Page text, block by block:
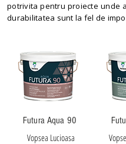
potrivita pentru proiecte unde
durabilitatea sunt la fel de
Futura Aqua 90
Vopsea Lucioasa